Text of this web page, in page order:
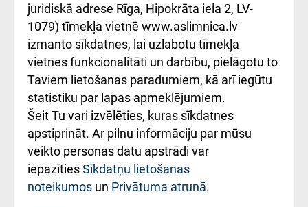
kārtība
Kā pie mums nokļūt
Rēķinu apmaksas
ceļvedis
Rekvizīti un
ārstniecības
iestādes kods
010000234
Україною
juridiskā adrese Rīga, Hipokrāta iela 2, LV-
1079) tīmekļa vietnē www.aslimnica.lv
izmanto sīkdatnes, lai uzlabotu tīmekļa
vietnes funkcionalitāti un darbību, pielāgotu to
Taviem lietošanas paradumiem, kā arī iegūtu
statistiku par lapas apmeklējumiem.
Šeit Tu vari izvēlēties, kuras sīkdatnes
apstiprināt. Ar pilnu informāciju par mūsu
veikto personas datu apstrādi var
iepazītiesSīkdatņu lietošanas
noteikumos un Privātuma atrunā.